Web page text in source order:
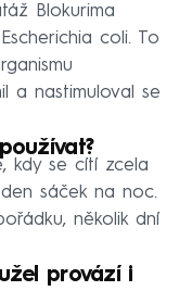
Blokurima
coli. To
a nastimuloval se
kdy se cítí zcela
sáček na noc.
několik dní
provází i